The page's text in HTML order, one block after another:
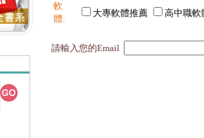
軟
體:
大專軟體推薦 高中職軟
請輸入您的Email